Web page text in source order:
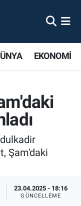
EKONOMİ
Şam'daki
23.04.2025 - 18:16
GÜNCELLEME